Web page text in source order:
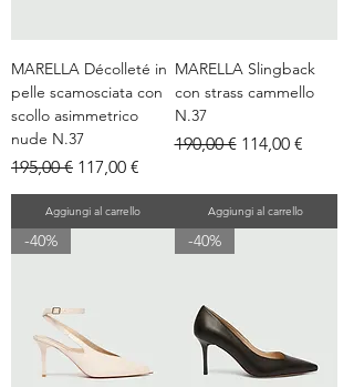
MARELLA Décolleté in
pelle scamosciata con
scollo asimmetrico
nude N.37
Prezzo regolare
195,00 € Prezzo scontato
117,00 €
Aggiungi al carrello
MARELLA Slingback
con strass cammello
N.37
Prezzo regolare
190,00 € Prezzo scontato
114,00 €
Aggiungi al carrello
-40% -40%